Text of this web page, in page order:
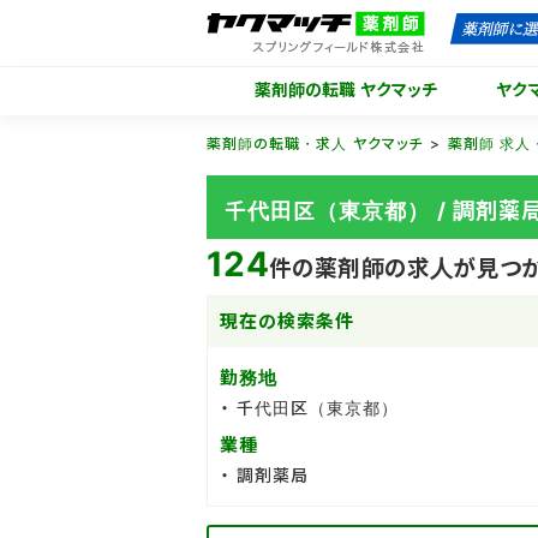
薬剤師の転職 ヤクマッチ ヤク
薬剤師の転職・求人 ヤクマッチ 薬剤師 求人
千代田区（東京都） / 調剤薬
124件の薬剤師の求人が見つ
現在の検索条件
勤務地
千代田区（東京都）
業種
調剤薬局